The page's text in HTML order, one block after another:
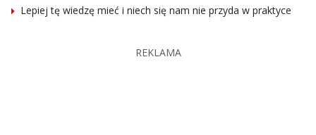
Lepiej tę wiedzę mieć i niech się nam nie przyda w praktyce
REKLAMA